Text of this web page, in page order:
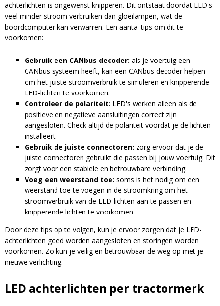
achterlichten is ongewenst knipperen. Dit ontstaat doordat LED's
veel minder stroom verbruiken dan gloeilampen, wat de
boordcomputer kan verwarren. Een aantal tips om dit te
voorkomen:
Gebruik een CANbus decoder: als je voertuig een
CANbus systeem heeft, kan een CANbus decoder helpen
om het juiste stroomverbruik te simuleren en knipperende
LED-lichten te voorkomen.
Controleer de polariteit: LED's werken alleen als de
positieve en negatieve aansluitingen correct zijn
aangesloten. Check altijd de polariteit voordat je de lichten
installeert.
Gebruik de juiste connectoren: zorg ervoor dat je de
juiste connectoren gebruikt die passen bij jouw voertuig. Dit
zorgt voor een stabiele en betrouwbare verbinding.
Voeg een weerstand toe: soms is het nodig om een
weerstand toe te voegen in de stroomkring om het
stroomverbruik van de LED-lichten aan te passen en
knipperende lichten te voorkomen.
Door deze tips op te volgen, kun je ervoor zorgen dat je LED-
achterlichten goed worden aangesloten en storingen worden
voorkomen. Zo kun je veilig en betrouwbaar de weg op met je
nieuwe verlichting.
LED achterlichten per tractormerk